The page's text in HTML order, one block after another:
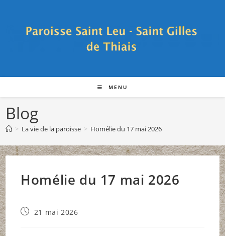
MENU
Blog
> La vie de la paroisse > Homélie du 17 mai 2026
Homélie du 17 mai 2026
Publication
21 mai 2026